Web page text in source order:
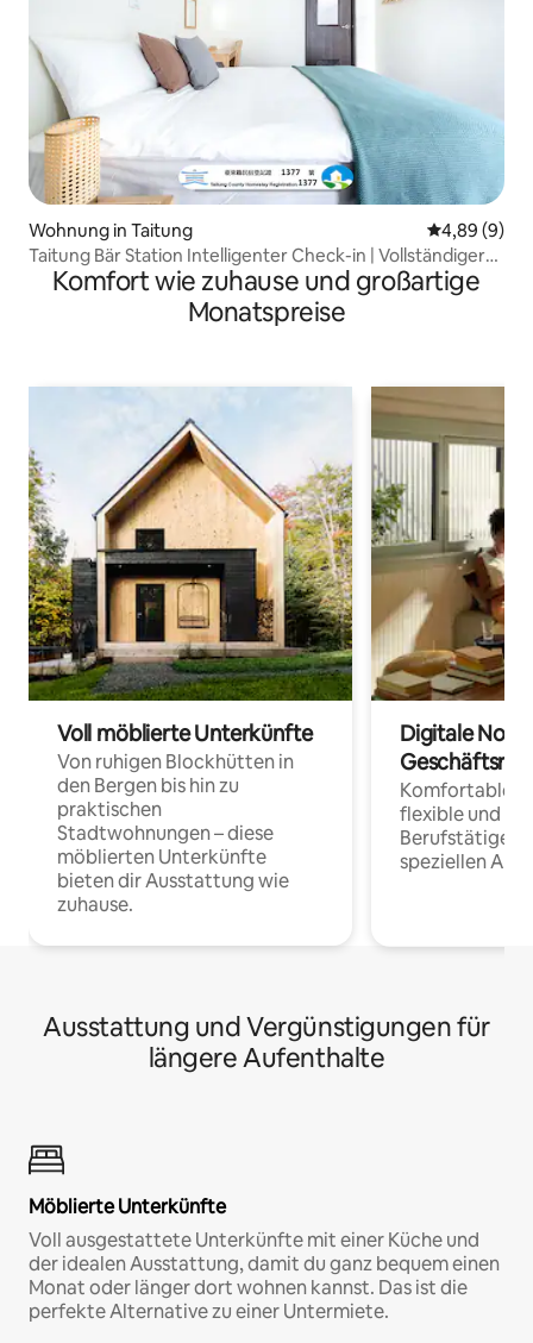
Wohnung in Taitung
4,89 (9)
Taitung Bär Station Intelligenter Check-in | Vollständiger
Self-Check-in | In der Nähe des Bahnhofs | Doppelzimmer
Komfort wie zuhause und großartige
Monatspreise
Voll möblierte Unterkünfte
Von ruhigen Blockhütten in
den Bergen bis hin zu
praktischen
Stadtwohnungen – diese
möblierten Unterkünfte
bieten dir Ausstattung wie
zuhause.
Digitale
Komfortable
flexible und
Berufstätige
speziellen
Ausstattung und Vergünstigungen für
längere Aufenthalte
Möblierte Unterkünfte
Voll ausgestattete Unterkünfte mit einer Küche und
der idealen Ausstattung, damit du ganz bequem einen
Monat oder länger dort wohnen kannst. Das ist die
perfekte Alternative zu einer Untermiete.